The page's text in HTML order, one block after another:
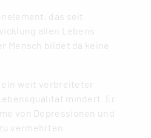
das seit
allen Lebens
Mensch bildet da keine
weit verbreiteter
mindert. Er
von Depressionen und
vermehrten